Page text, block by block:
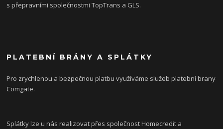
s přepravními společnostmi TopTrans a GLS.
PLATEBNÍ BRÁNY A SPLÁTKY
Pro zrychlenou a bezpečnou platbu využíváme služeb platební brany
Comgate.
Splátky lze u nás realizovat přes společnost Homecredit a